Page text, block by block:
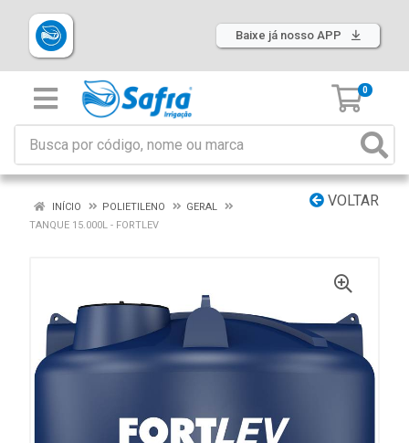
Baixe já nosso APP
0
VOLTAR
INÍCIO POLIETILENO
GERAL
TANQUE 15.000L - FORTLEV